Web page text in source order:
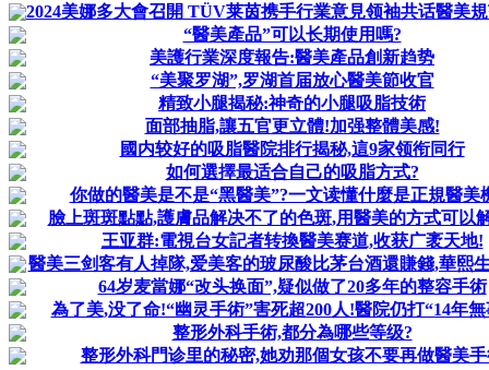
2024美娜多大會召開 TÜV莱茵携手行業意見领袖共话醫美
“醫美產品”可以长期使用嗎?
美護行業深度報告:醫美產品創新趋势
“美聚罗湖”,罗湖首届放心醫美節收官
精致小腿揭秘:神奇的小腿吸脂技術
面部抽脂,讓五官更立體!加强整體美感!
國内较好的吸脂醫院排行揭秘,這9家领衔同行
如何選擇最适合自己的吸脂方式?
你做的醫美是不是“黑醫美”?一文读懂什麼是正規醫美
臉上斑斑點點,護膚品解决不了的色斑,用醫美的方式可以
王亚群:電視台女記者转換醫美赛道,收获广袤天地!
醫美三剑客有人掉隊,爱美客的玻尿酸比茅台酒還賺錢,華熙
64岁麦當娜“改头换面”,疑似做了20多年的整容手術
為了美,没了命!“幽灵手術”害死超200人!醫院仍打“14年無
整形外科手術,都分為哪些等级?
整形外科門诊里的秘密,她劝那個女孩不要再做醫美